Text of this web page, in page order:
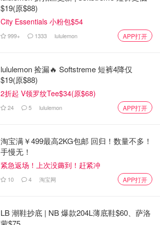
$19(原$88)
City Essentials 小粉包$54
999+ 1333 lululemon APP打开
lululemon 捡漏🔥 Softstreme 短裤4降仅
$19(原$88)
2折起 V领罗纹Tee$34(原$68)
24 5 lululemon APP打开
淘宝满￥499最高2KG包邮 回归！数量不多！
手慢无！
紧急返场！上次没薅到！赶紧冲
10 4 淘宝网 APP打开
LB 潮鞋抄底 | NB 爆款204L薄底鞋$60、萨洛